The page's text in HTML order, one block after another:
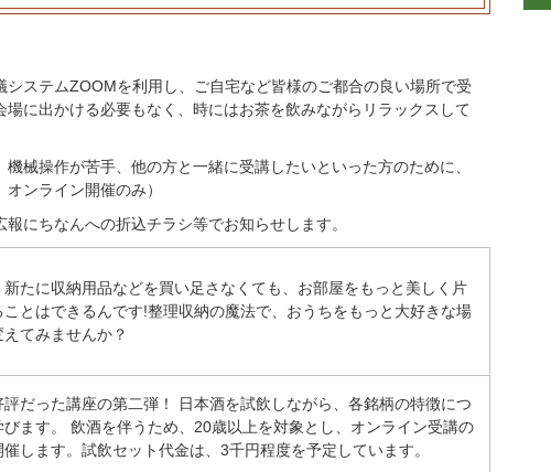
ステムZOOMを利用し、ご自宅など皆様のご都合の良い場所で受
に出かける必要もなく、時にはお茶を飲みながらリラックスして
械操作が苦手、他の方と一緒に受講したいといった方のために、
ンライン開催のみ）
にちなんへの折込チラシ等でお知らせします。
新たに収納用品などを買い足さなくても、お部屋をもっと美しく片
ことはできるんです!整理収納の魔法で、おうちをもっと大好きな場
えてみませんか？
評だった講座の第二弾！ 日本酒を試飲しながら、各銘柄の特徴につ
びます。 飲酒を伴うため、20歳以上を対象とし、オンライン受講の
催します。試飲セット代金は、3千円程度を予定しています。